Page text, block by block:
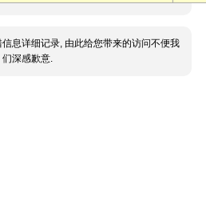
信息详细记录, 由此给您带来的访问不便我
们深感歉意.